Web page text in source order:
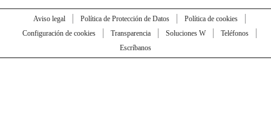
Aviso legal Política de Protección de Datos
Política de cookies
Configuración de cookies
Transparencia Soluciones W
Teléfonos
Escríbanos